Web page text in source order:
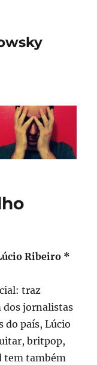
Ribeiro *
traz
dos jornalistas
do país, Lúcio
britpop,
tem também